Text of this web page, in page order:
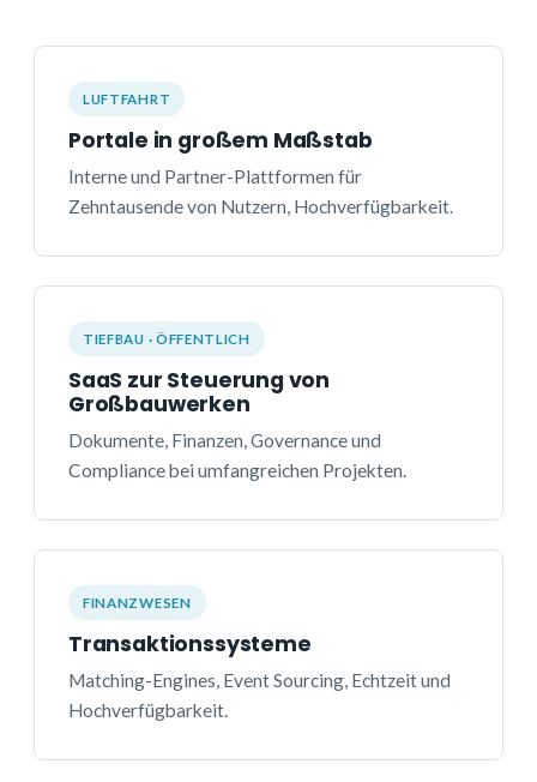
LUFTFAHRT
Portale in großem Maßstab
Interne und Partner-Plattformen für
Zehntausende von Nutzern, Hochverfügbarkeit.
TIEFBAU · ÖFFENTLICH
SaaS zur Steuerung von
Großbauwerken
Dokumente, Finanzen, Governance und
Compliance bei umfangreichen Projekten.
FINANZWESEN
Transaktionssysteme
Matching-Engines, Event Sourcing, Echtzeit und
Hochverfügbarkeit.